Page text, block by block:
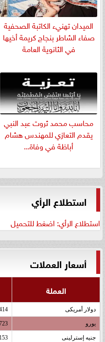
الميدان تهنيء الكاتبة الصحفية
صفاء الشاطر بنجاج كريمة أخيها
في الثانوية العامة
​محاسب محمد ثروت عبد النبي
يقدم التعازي للمهندس هشام
أباظة في وفاة...
استطلاع الرأي
استطلاع الرأي: اضغط للتحميل
أسعار العملات
العملة
دولار أمريكى
يورو
جنيه إسترلينى